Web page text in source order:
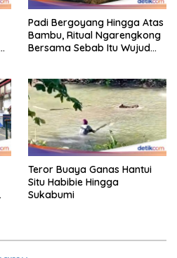
Padi Bergoyang Hingga Atas
Bambu, Ritual Ngarengkong
Bersama Sebab Itu Wujud
Teror Buaya Ganas Hantui
Situ Habibie Hingga
Sukabumi